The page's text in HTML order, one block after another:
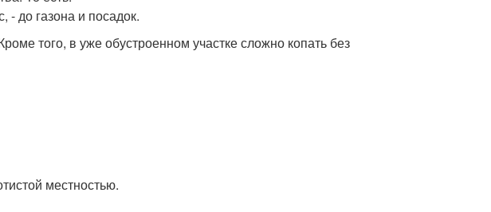
- до газона и посадок.
того, в уже обустроенном участке сложно копать без
местностью.